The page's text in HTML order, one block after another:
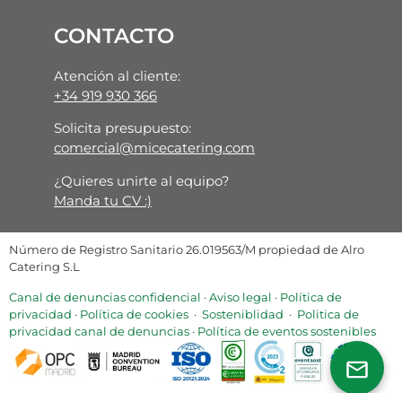
CONTACTO
Atención al cliente:
+34 919 930 366
Solicita presupuesto:
comercial@micecatering.com
¿Quieres unirte al equipo?
Manda tu CV :)
Número de Registro Sanitario 26.019563/M propiedad de Alro
Catering S.L
Canal de denuncias confidencial ·Aviso legal · Política de
privacidad · Política de cookies · Sosteniblidad · Politica de
privacidad canal de denuncias · Política de eventos sostenibles